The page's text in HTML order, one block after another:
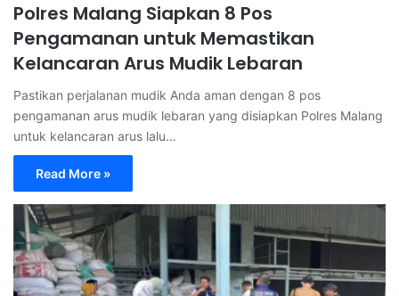
Polres Malang Siapkan 8 Pos
Pengamanan untuk Memastikan
Kelancaran Arus Mudik Lebaran
Pastikan perjalanan mudik Anda aman dengan 8 pos
pengamanan arus mudik lebaran yang disiapkan Polres Malang
untuk kelancaran arus lalu…
Read More »